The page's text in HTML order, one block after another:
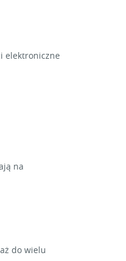
elektroniczne
na
do wielu